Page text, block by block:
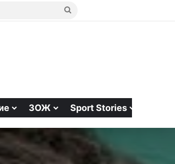
ЗОЖ Sport Stories